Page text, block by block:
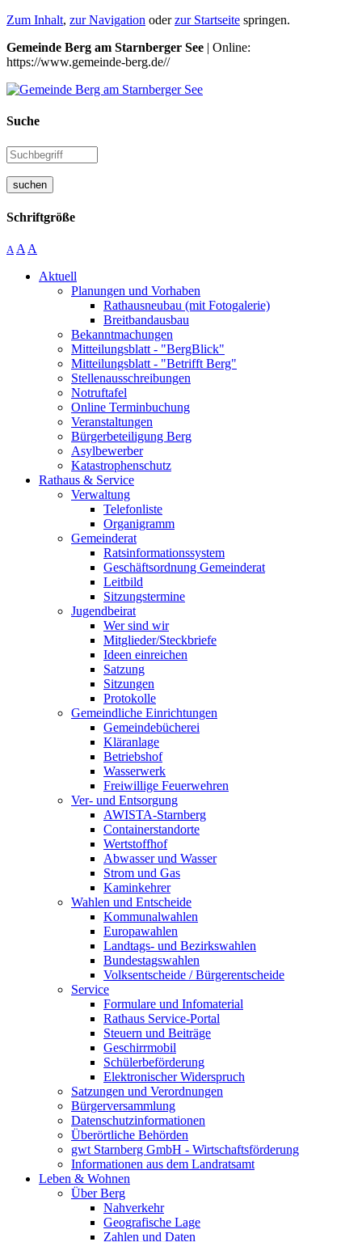
Zum Inhalt, zur Navigation oderzur Startseite springen.
Gemeinde Berg am Starnberger See | Online:
https://www.gemeinde-berg.de//
Suche
suchen
Schriftgröße
A A A
Aktuell
Planungen und Vorhaben
Rathausneubau (mit Fotogalerie)
Breitbandausbau
Bekanntmachungen
Mitteilungsblatt - "BergBlick"
Mitteilungsblatt - "Betrifft Berg"
Stellenausschreibungen
Notruftafel
Online Terminbuchung
Veranstaltungen
Bürgerbeteiligung Berg
Asylbewerber
Katastrophenschutz
Rathaus & Service
Verwaltung
Telefonliste
Organigramm
Gemeinderat
Ratsinformationssystem
Geschäftsordnung Gemeinderat
Leitbild
Sitzungstermine
Jugendbeirat
Wer sind wir
Mitglieder/Steckbriefe
Ideen einreichen
Satzung
Sitzungen
Protokolle
Gemeindliche Einrichtungen
Gemeindebücherei
Kläranlage
Betriebshof
Wasserwerk
Freiwillige Feuerwehren
Ver- und Entsorgung
AWISTA-Starnberg
Containerstandorte
Wertstoffhof
Abwasser und Wasser
Strom und Gas
Kaminkehrer
Wahlen und Entscheide
Kommunalwahlen
Europawahlen
Landtags- und Bezirkswahlen
Bundestagswahlen
Volksentscheide / Bürgerentscheide
Service
Formulare und Infomaterial
Rathaus Service-Portal
Steuern und Beiträge
Geschirrmobil
Schülerbeförderung
Elektronischer Widerspruch
Satzungen und Verordnungen
Bürgerversammlung
Datenschutzinformationen
Überörtliche Behörden
gwt Starnberg GmbH - Wirtschaftsförderung
Informationen aus dem Landratsamt
Leben & Wohnen
Über Berg
Nahverkehr
Geografische Lage
Zahlen und Daten